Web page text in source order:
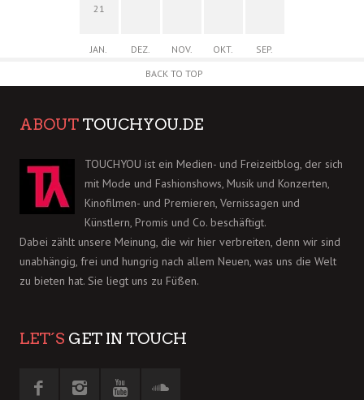
21
JAN. DEZ. NOV. OKT.
SEP.
BACK TO TOP
ABOUT TOUCHYOU.DE
TOUCHYOU ist ein Medien- und Freizeitblog, der sich
mit Mode und Fashionshows, Musik und Konzerten,
Kinofilmen- und Premieren, Vernissagen und
Künstlern, Promis und Co. beschäftigt.
Dabei zählt unsere Meinung, die wir hier verbreiten, denn wir sind
unabhängig, frei und hungrig nach allem Neuen, was uns die Welt
zu bieten hat. Sie liegt uns zu Füßen.
LET´S GET IN TOUCH